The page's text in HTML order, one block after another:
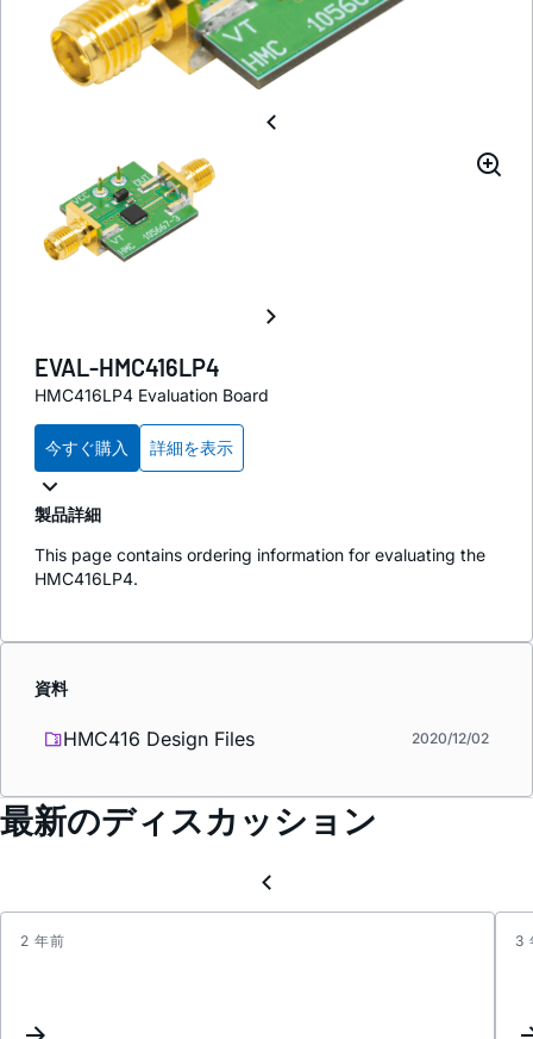
EVAL-HMC416LP4
HMC416LP4 Evaluation Board
今すぐ購入 詳細を表示
製品詳細
This page contains ordering information for evaluating the
HMC416LP4.
資料
HMC416 Design Files 2020/12/02
最新のディスカッション
2 年前 3